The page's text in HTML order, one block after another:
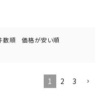
数順
価格が安い順
1 2 3